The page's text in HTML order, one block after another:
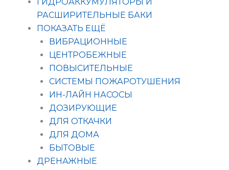
РАСШИРИТЕЛЬНЫЕ БАКИ
ПОКАЗАТЬ ЕЩЁ
ВИБРАЦИОННЫЕ
ЦЕНТРОБЕЖНЫЕ
ПОВЫСИТЕЛЬНЫЕ
СИСТЕМЫ ПОЖАРОТУШЕНИЯ
ИН-ЛАЙН НАСОСЫ
ДОЗИРУЮЩИЕ
ДЛЯ ОТКАЧКИ
ДЛЯ ДОМА
БЫТОВЫЕ
ДРЕНАЖНЫЕ